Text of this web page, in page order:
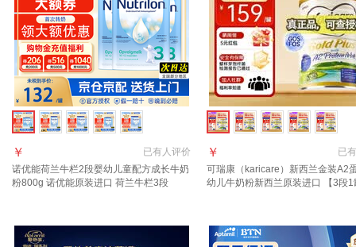
已有人评价
￥
诺优能荷兰牛栏2段婴幼儿童配方成长牛奶
粉800g 诺优能原装进口 荷兰牛栏3段
已有
￥
可瑞康（karicare）新西兰金装A2
幼儿牛奶粉新西兰原装进口 【3段1